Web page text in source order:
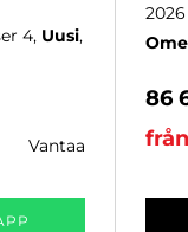
4 Uusi
vantaa
2026
86